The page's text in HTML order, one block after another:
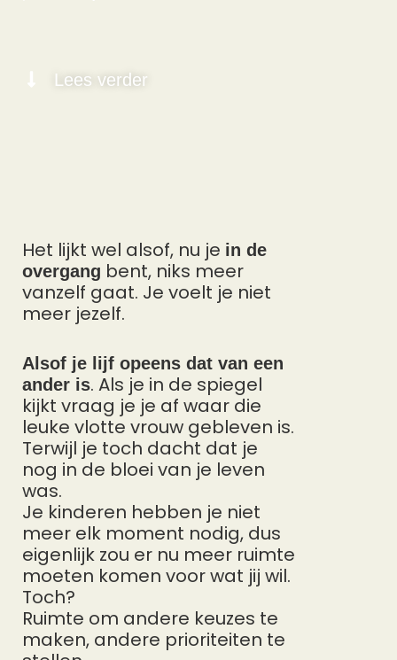
Lees verder
Het lijkt wel alsof, nu je in de
overgang bent, niks meer
vanzelf gaat. Je voelt je niet
meer jezelf.
Alsof je lijf opeens dat van een
ander is. Als je in de spiegel
kijkt vraag je je af waar die
leuke vlotte vrouw gebleven is.
Terwijl je toch dacht dat je
nog in de bloei van je leven
was.
Je kinderen hebben je niet
meer elk moment nodig, dus
eigenlijk zou er nu meer ruimte
moeten komen voor wat jij wil.
Toch?
Ruimte om andere keuzes te
maken, andere prioriteiten te